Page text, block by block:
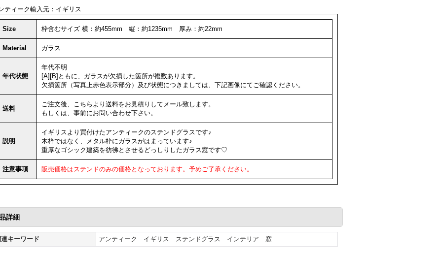
ティーク輸入元：イギリス
Size 枠含むサイズ 横：約455mm 縦：約1235mm 厚み：約22mm
Material ガラス
年代状態
年代不明
[A][B]ともに、ガラスが欠損した箇所が複数あります。
欠損箇所（写真上赤色表示部分）及び状態につきましては、下記画像にてご確認ください。
送料
ご注文後、こちらより送料をお見積りしてメール致します。
もしくは、事前にお問い合わせ下さい。
説明
イギリスより買付けたアンティークのステンドグラスです♪
木枠ではなく、メタル枠にガラスがはまっています♪
重厚なゴシック建築を彷彿とさせるどっしりしたガラス窓です♡
注意事項 販売価格はステンドのみの価格となっております。予めご了承ください。
詳細
キーワード アンティーク イギリス ステンドグラス インテリア 窓